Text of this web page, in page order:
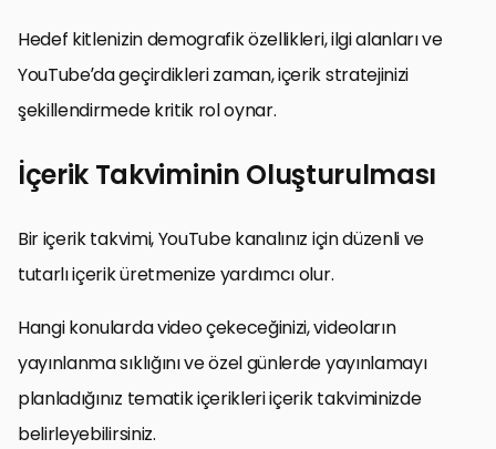
Hedef kitlenizin demografik özellikleri, ilgi alanları ve
YouTube’da geçirdikleri zaman, içerik stratejinizi
şekillendirmede kritik rol oynar.
İçerik Takviminin Oluşturulması
Bir içerik takvimi, YouTube kanalınız için düzenli ve
tutarlı içerik üretmenize yardımcı olur.
Hangi konularda video çekeceğinizi, videoların
yayınlanma sıklığını ve özel günlerde yayınlamayı
planladığınız tematik içerikleri içerik takviminizde
belirleyebilirsiniz.